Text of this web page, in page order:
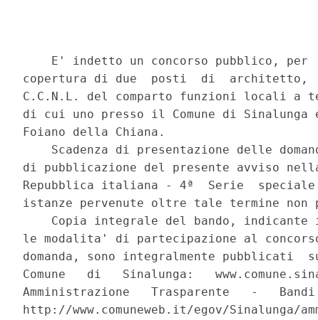
E' indetto un concorso pubblico, per
copertura di due  posti  di  architetto,
C.C.N.L. del comparto funzioni locali a
di cui uno presso il Comune di Sinalunga
Foiano della Chiana.
Scadenza di presentazione delle
di pubblicazione del presente avviso
Repubblica italiana - 4ª  Serie  speciale
istanze pervenute oltre tale termine non
Copia integrale del bando, indicante
le modalita' di partecipazione al
domanda, sono integralmente
Comune   di   Sinalunga:
Amministrazione   Trasparente   -
http://www.comuneweb.it/egov/Sinalunga/